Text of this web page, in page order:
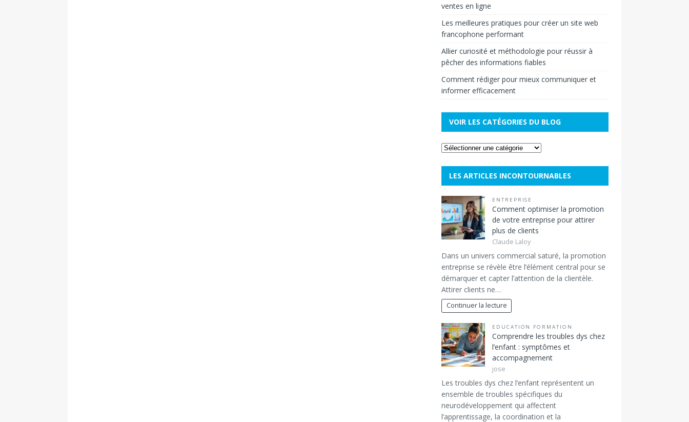
ventes en ligne
Les meilleures pratiques pour créer un site web
francophone performant
Allier curiosité et méthodologie pour réussir à
pêcher des informations fiables
Comment rédiger pour mieux communiquer et
informer efficacement
VOIR LES CATÉGORIES DU BLOG
LES ARTICLES INCONTOURNABLES
ENTREPRISE
Comment optimiser la promotion
de votre entreprise pour attirer
plus de clients
Claude Laloy
Dans un univers commercial saturé, la promotion
entreprise se révèle être l’élément central pour se
démarquer et capter l’attention de la clientèle.
Attirer clients ne…
Continuer la lecture
EDUCATION FORMATION
Comprendre les troubles dys chez
l’enfant : symptômes et
accompagnement
jose
Les troubles dys chez l’enfant représentent un
ensemble de troubles spécifiques du
neurodéveloppement qui affectent
l’apprentissage, la coordination et la